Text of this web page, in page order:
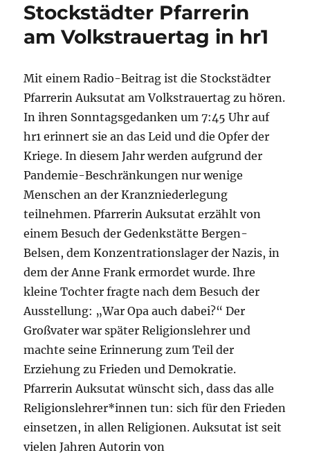
Stockstädter Pfarrerin
am Volkstrauertag in hr1
Mit einem Radio-Beitrag ist die Stockstädter
Pfarrerin Auksutat am Volkstrauertag zu hören.
In ihren Sonntagsgedanken um 7:45 Uhr auf
hr1 erinnert sie an das Leid und die Opfer der
Kriege. In diesem Jahr werden aufgrund der
Pandemie-Beschränkungen nur wenige
Menschen an der Kranzniederlegung
teilnehmen. Pfarrerin Auksutat erzählt von
einem Besuch der Gedenkstätte Bergen-
Belsen, dem Konzentrationslager der Nazis, in
dem der Anne Frank ermordet wurde. Ihre
kleine Tochter fragte nach dem Besuch der
Ausstellung: „War Opa auch dabei?“ Der
Großvater war später Religionslehrer und
machte seine Erinnerung zum Teil der
Erziehung zu Frieden und Demokratie.
Pfarrerin Auksutat wünscht sich, dass das alle
Religionslehrer*innen tun: sich für den Frieden
einsetzen, in allen Religionen. Auksutat ist seit
vielen Jahren Autorin von